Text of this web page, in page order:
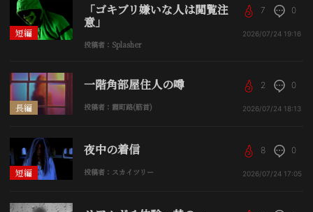
短編
「ゴキブリ嫌いな人は閲覧注
意」
投稿者：Splasher
7 0
2026/07/24 19:16
長編
一階角部屋住人の噂
投稿者：霞町路(筋首)
2 0
2026/07/24 18:13
短編
夜中の着信
投稿者：スカイツリー
8 0
2026/07/24 17:05